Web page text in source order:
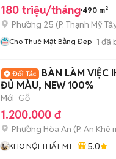
180 triệu/tháng 490 m²
Phường 25 (P. Thạnh Mỹ
Cho Thuê Mặt Bằng Đẹp 1 đã
BÀN LÀM VIỆC
ĐỦ MÀU, NEW 100%
Mới Gỗ
1.200.000 đ
Phường Hòa An (P. An Khê
KHO NỘI THẤT MT 5.0